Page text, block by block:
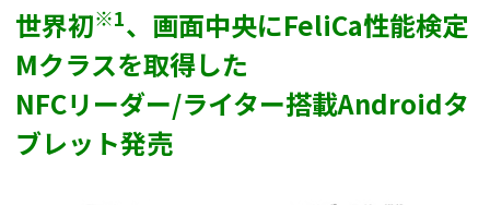
世界初※1、画面中央にFeliCa性能検定
Mクラスを取得した
NFCリーダー/ライター搭載Androidタ
ブレット発売